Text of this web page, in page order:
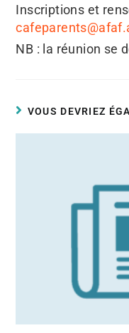
Inscriptions et
NB : la réunion se
VOUS DEVRIEZ